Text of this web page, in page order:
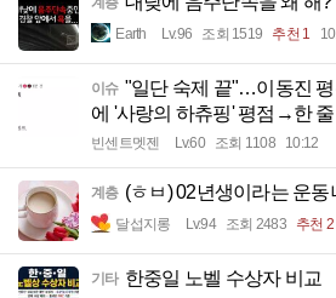
Earth Lv.96 조회 1519 추천 1
이슈 "일단 숙제 끝"…이동진
에 '사랑의 하츄핑' 평점→한
빈센트멧젠 Lv.60 조회 1108 10:12
계층 (ㅎㅂ) 02년생이라는 운동
달섭지롱 Lv.94 조회 2483 추천 2
기타 한중일 노벨 수상자 비교